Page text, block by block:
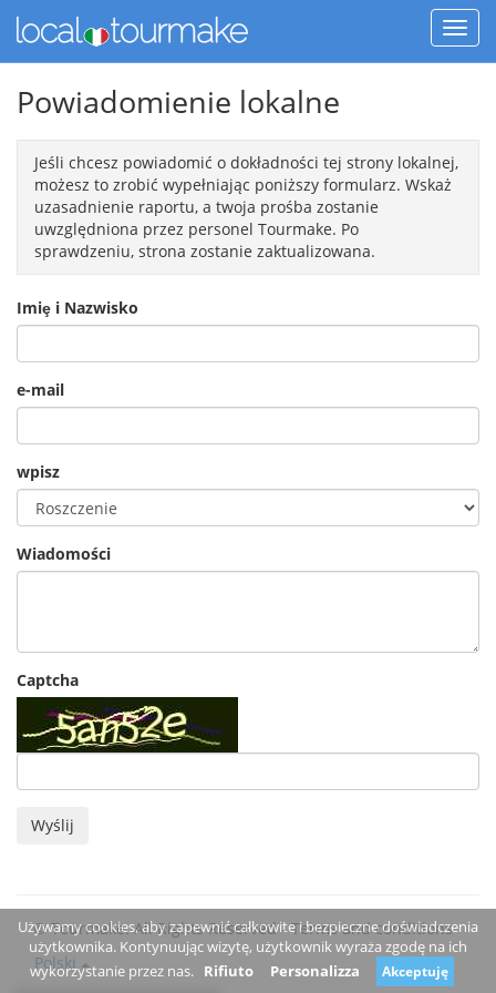
Powiadomienie lokalne
Jeśli chcesz powiadomić o dokładności tej strony lokalnej,
możesz to zrobić wypełniając poniższy formularz. Wskaż
uzasadnienie raportu, a twoja prośba zostanie
uwzględniona przez personel Tourmake. Po
sprawdzeniu, strona zostanie zaktualizowana.
Imiȩ i Nazwisko
e-mail
wpisz
Wiadomości
Captcha
Wyślij
© Tourmake. All Rights Reserved -Terms and conditions
Polski
Używamy cookies, aby zapewnić całkowite i bezpieczne doświadczenia
użytkownika. Kontynuując wizytę, użytkownik wyraża zgodę na ich
wykorzystanie przez nas. Rifiuto Personalizza Akceptuję